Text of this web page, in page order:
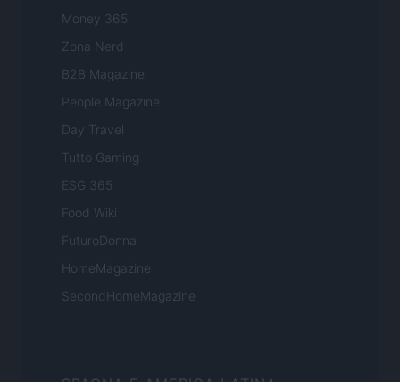
Money 365
Zona Nerd
B2B Magazine
People Magazine
Day Travel
Tutto Gaming
ESG 365
Food Wiki
FuturoDonna
HomeMagazine
SecondHomeMagazine